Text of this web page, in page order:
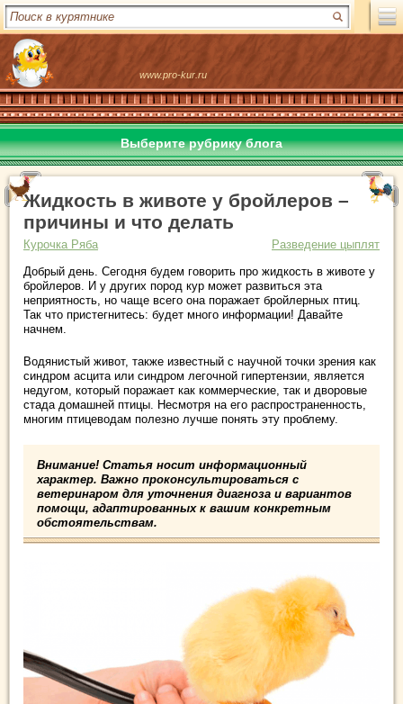
www.pro-kur.ru
Выберите рубрику блога
Жидкость в животе у бройлеров –
причины и что делать
Курочка Ряба
Разведение цыплят
Добрый день. Сегодня будем говорить про жидкость в животе у
бройлеров. И у других пород кур может развиться эта
неприятность, но чаще всего она поражает бройлерных птиц.
Так что пристегнитесь: будет много информации! Давайте
начнем.
Водянистый живот, также известный с научной точки зрения как
синдром асцита или синдром легочной гипертензии, является
недугом, который поражает как коммерческие, так и дворовые
стада домашней птицы. Несмотря на его распространенность,
многим птицеводам полезно лучше понять эту проблему.
Внимание! Статья носит информационный
характер. Важно проконсультироваться с
ветеринаром для уточнения диагноза и вариантов
помощи, адаптированных к вашим конкретным
обстоятельствам.